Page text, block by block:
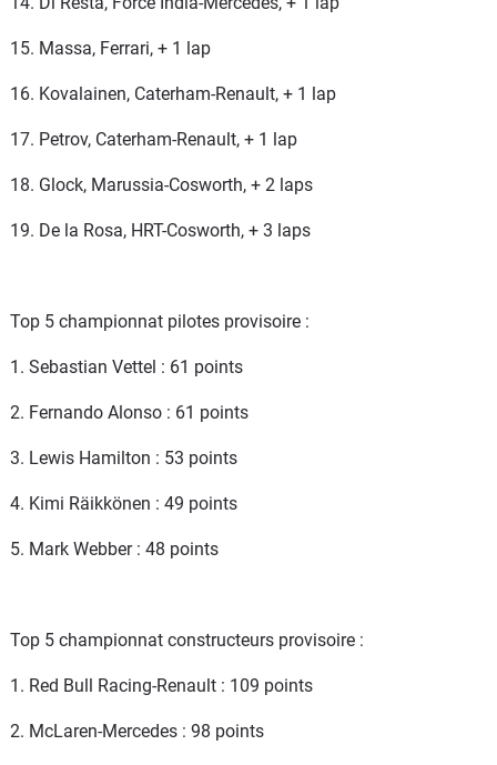
15. Massa, Ferrari, + 1 lap
16. Kovalainen, Caterham-Renault, + 1 lap
17. Petrov, Caterham-Renault, + 1 lap
18. Glock, Marussia-Cosworth, + 2 laps
19. De la Rosa, HRT-Cosworth, + 3 laps
Top 5 championnat pilotes provisoire :
1. Sebastian Vettel : 61 points
2. Fernando Alonso : 61 points
3. Lewis Hamilton : 53 points
4. Kimi Räikkönen : 49 points
5. Mark Webber : 48 points
Top 5 championnat constructeurs provisoire :
1. Red Bull Racing-Renault : 109 points
2. McLaren-Mercedes : 98 points